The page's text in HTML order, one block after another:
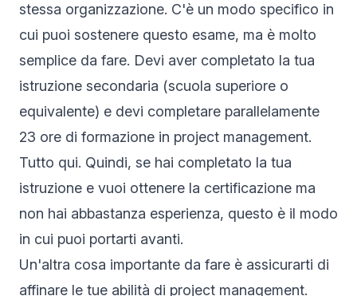
stessa organizzazione. C'è un modo specifico in
cui puoi sostenere questo esame, ma è molto
semplice da fare. Devi aver completato la tua
istruzione secondaria (scuola superiore o
equivalente) e devi completare parallelamente
23 ore di formazione in project management.
Tutto qui. Quindi, se hai completato la tua
istruzione e vuoi ottenere la certificazione ma
non hai abbastanza esperienza, questo è il modo
in cui puoi portarti avanti.
Un'altra cosa importante da fare è assicurarti di
affinare le tue abilità di project management.